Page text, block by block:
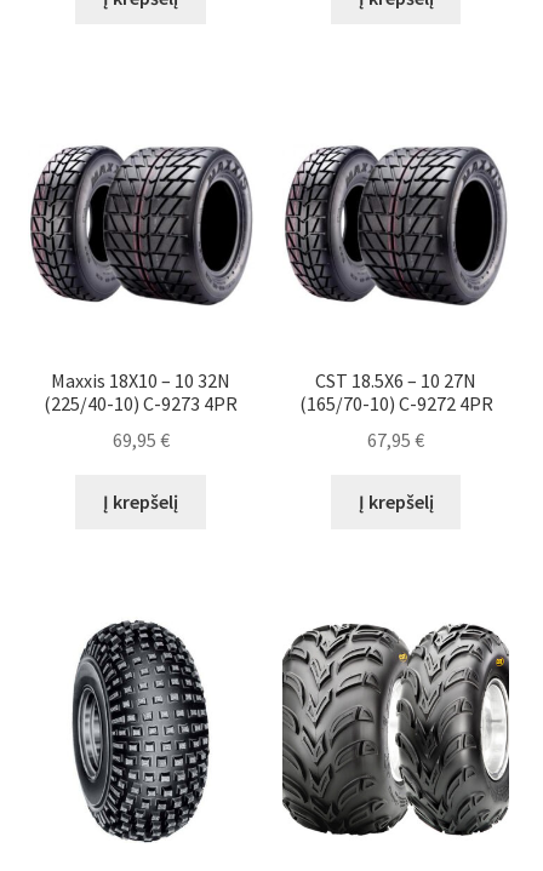
Maxxis 18X10 – 10 32N
(225/40-10) C-9273 4PR
69,95 €
Į krepšelį
CST 18.5X6 – 10 27N
(165/70-10) C-9272 4PR
67,95€
Į krepšelį